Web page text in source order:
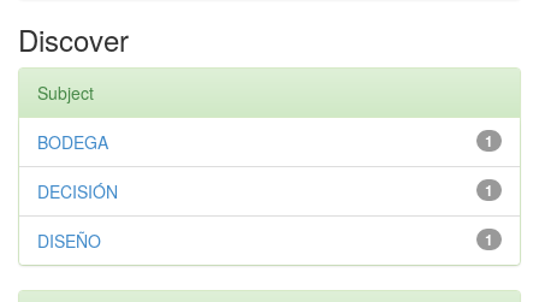
Discover
Subject
1
BODEGA
1
DECISIÓN
1
DISEÑO